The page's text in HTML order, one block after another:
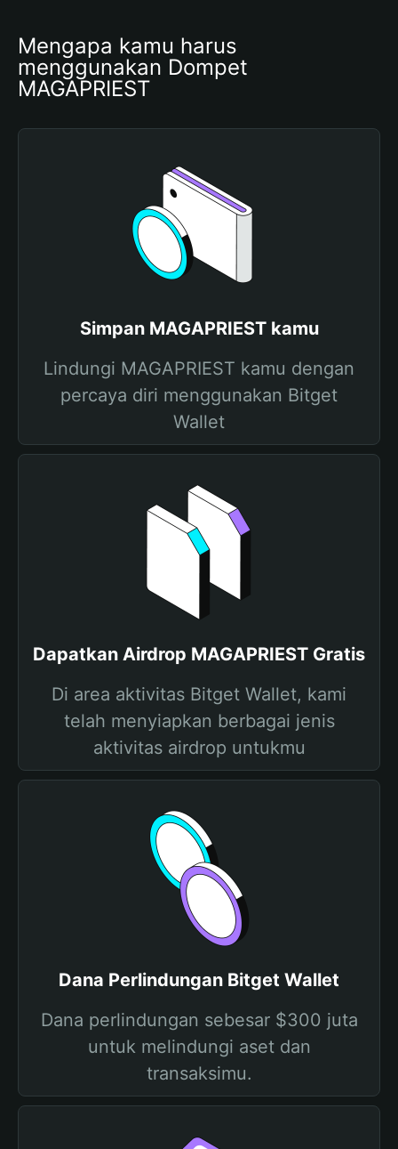
Mengapa kamu harus
menggunakan Dompet
MAGAPRIEST
Simpan MAGAPRIEST kamu
Lindungi MAGAPRIEST kamu dengan
percaya diri menggunakan Bitget
Wallet
Dapatkan Airdrop MAGAPRIEST Gratis
Di area aktivitas Bitget Wallet, kami
telah menyiapkan berbagai jenis
aktivitas airdrop untukmu
Dana Perlindungan Bitget Wallet
Dana perlindungan sebesar $300 juta
untuk melindungi aset dan
transaksimu.